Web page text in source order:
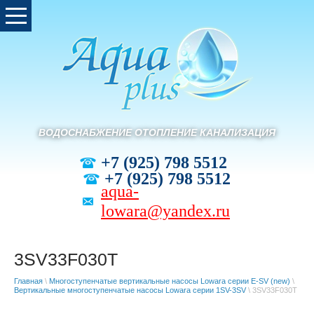
+7 (925) 798 5512
+7 (925) 798 5512
aqua-
lowara@yandex.ru
ВОДОСНАБЖЕНИЕ ОТОПЛЕНИЕ КАНАЛИЗАЦИЯ
3SV33F030T
Главная \ Многоступенчатые вертикальные насосы Lowara серии E-SV (new) \
Вертикальные многоступенчатые насосы Lowara серии 1SV-3SV \ 3SV33F030T